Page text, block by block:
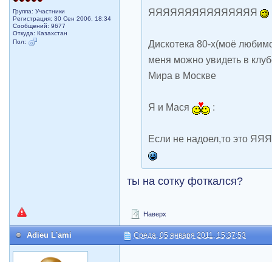
Группа: Участники
Регистрация: 30 Сен 2006, 18:34
Сообщений: 9677
Откуда: Казахстан
Пол:
ЯЯЯЯЯЯЯЯЯЯЯЯЯЯЯ
Дискотека 80-х(моё
меня можно увидеть в
Мира в Москве
Я и Мася :
Если не надоел,то это
ты на сотку фоткался?
Наверх
Adieu L'ami Среда, 05 января 2011, 15:37:53